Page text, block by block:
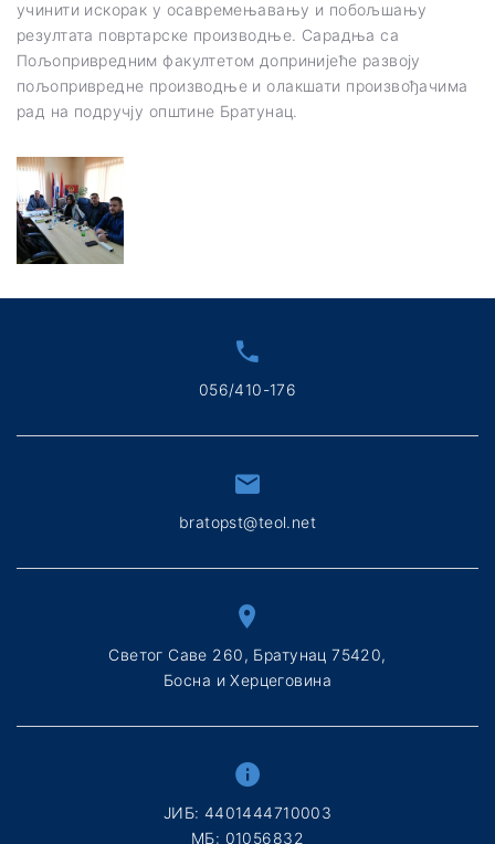
учинити искорак у осавремењавању и побољшању
резултата повртарске производње. Сарадња са
Пољопривредним факултетом допринијеће развоју
пољопривредне производње и олакшати произвођачима
рад на подручју општине Братунац.
056/410-176
bratopst@teol.net
Светог Саве 260, Братунац 75420,
Босна и Херцеговина
ЈИБ: 4401444710003
МБ: 01056832